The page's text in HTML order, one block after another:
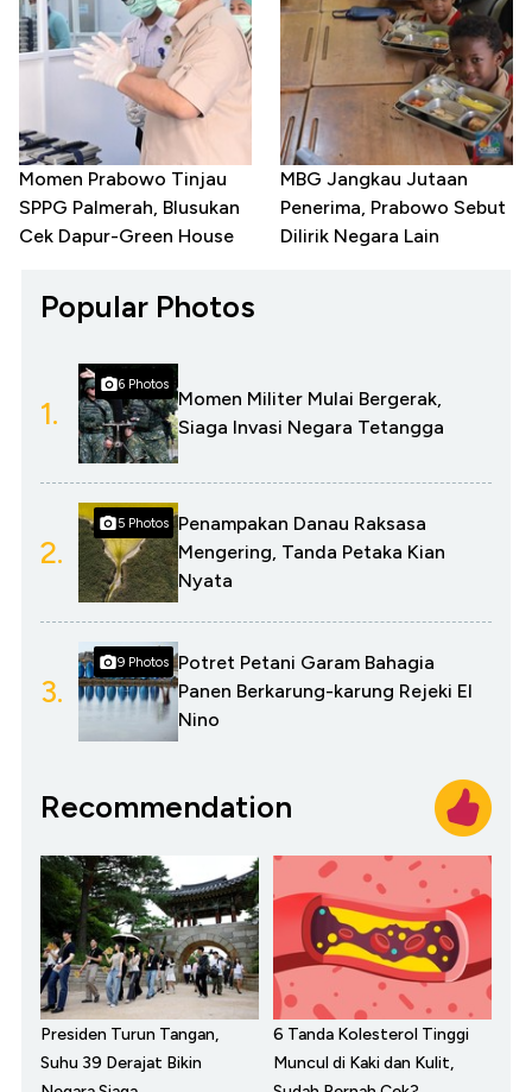
Momen Prabowo Tinjau
SPPG Palmerah, Blusukan
Cek Dapur-Green House
MBG Jangkau Jutaan
Penerima, Prabowo Sebut
Dilirik Negara Lain
Popular Photos
1.
6 Photos
Momen Militer Mulai Bergerak,
Siaga Invasi Negara Tetangga
2.
5 Photos
Penampakan Danau Raksasa
Mengering, Tanda Petaka Kian
Nyata
3.
9 Photos
Potret Petani Garam Bahagia
Panen Berkarung-karung Rejeki El
Nino
Recommendation
Presiden Turun Tangan,
Suhu 39 Derajat Bikin
6 Tanda Kolesterol Tinggi
Muncul di Kaki dan Kulit,